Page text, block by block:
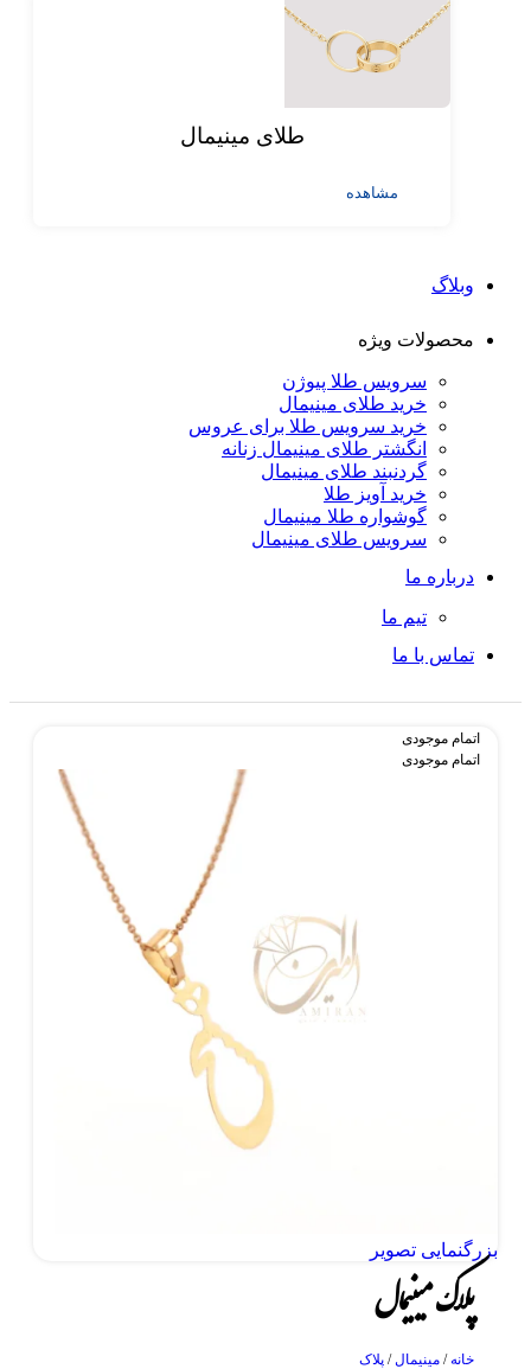
طلای مینیمال
مشاهده
وبلاگ
محصولات ویژه
سرویس طلا پیوژن
خرید طلای مینیمال
خرید سرویس طلا برای عروس
انگشتر طلای مینیمال زنانه
گردنبند طلای مینیمال
خرید آویز طلا
گوشواره طلا مینیمال
سرویس طلای مینیمال
درباره ما
تیم ما
تماس با ما
اتمام موجودی
اتمام موجودی
بزرگنمایی تصویر
پلاک مینیمال
خانه/ مینیمال/ پلاک